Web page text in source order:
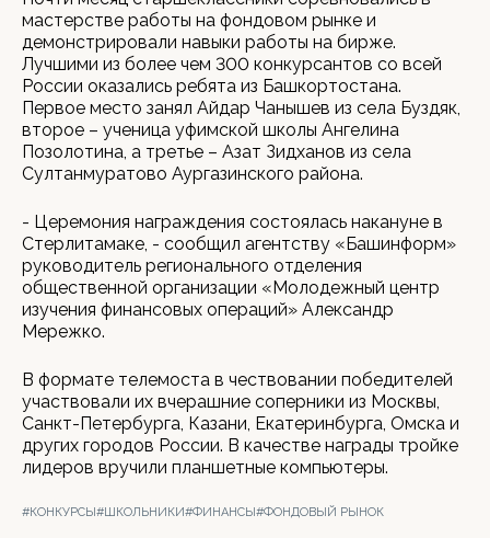
мастерстве работы на фондовом рынке и
демонстрировали навыки работы на бирже.
Лучшими из более чем 300 конкурсантов со всей
России оказались ребята из Башкортостана.
Первое место занял Айдар Чанышев из села Буздяк,
второе – ученица уфимской школы Ангелина
Позолотина, а третье – Азат Зидханов из села
Султанмуратово Аургазинского района.
- Церемония награждения состоялась накануне в
Стерлитамаке, - сообщил агентству «Башинформ»
руководитель регионального отделения
общественной организации «Молодежный центр
изучения финансовых операций» Александр
Мережко.
В формате телемоста в чествовании победителей
участвовали их вчерашние соперники из Москвы,
Санкт-Петербурга, Казани, Екатеринбурга, Омска и
других городов России. В качестве награды тройке
лидеров вручили планшетные компьютеры.
#КОНКУРСЫ#ШКОЛЬНИКИ#ФИНАНСЫ#ФОНДОВЫЙ РЫНОК